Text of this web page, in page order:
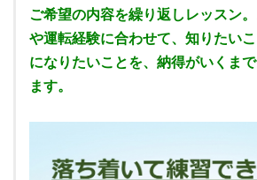
ご希望の内容を繰り返しレッスン
や運転経験に合わせて、知りたい
になりたいことを、納得がいくま
ます。